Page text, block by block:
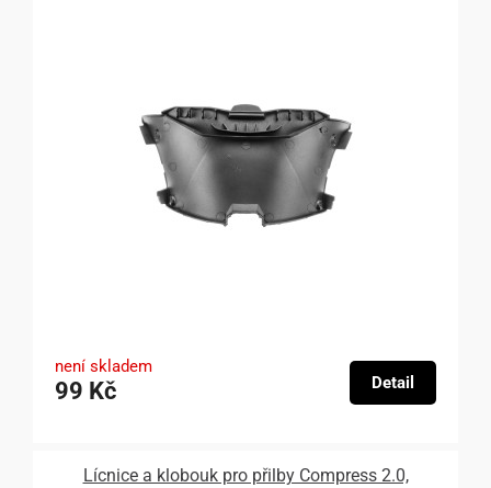
není skladem
99 Kč Detail
Lícnice a klobouk pro přilby Compress 2.0,